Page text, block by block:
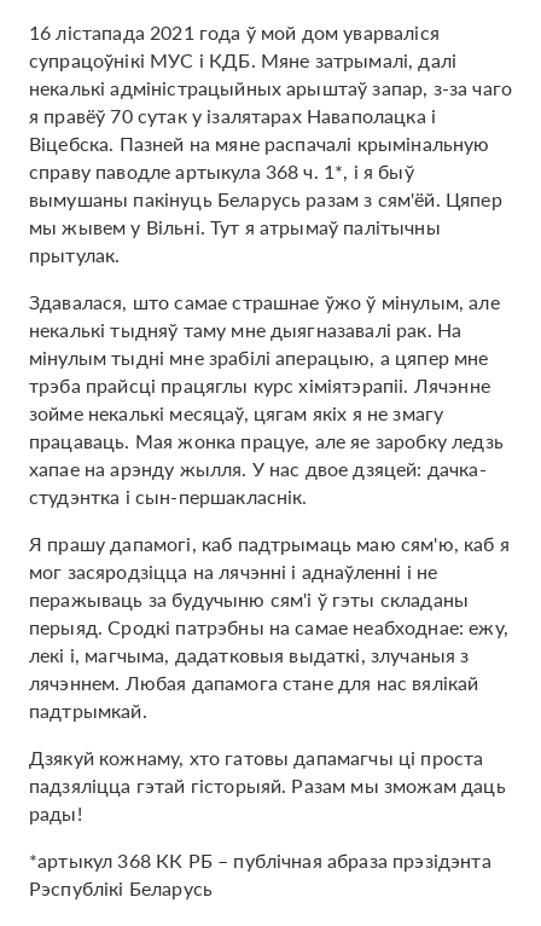
16 лістапада 2021 года ў мой дом уварваліся
супрацоўнікі МУС і КДБ. Мяне затрымалі, далі
некалькі адміністрацыйных арыштаў запар, з-за чаго
я правёў 70 сутак у ізалятарах Наваполацка і ​​
Віцебска. Пазней на мяне распачалі крымінальную
справу паводле артыкула 368 ч. 1*, і я быў
вымушаны пакінуць Беларусь разам з сям'ёй. Цяпер
мы жывем у Вільні. Тут я атрымаў палітычны
прытулак.
Здавалася, што самае страшнае ўжо ў мінулым, але
некалькі тыдняў таму мне дыягназавалі рак. На
мінулым тыдні мне зрабілі аперацыю, а цяпер мне
трэба прайсці працяглы курс хіміятэрапіі. Лячэнне
зойме некалькі месяцаў, цягам якіх я не змагу
працаваць. Мая жонка працуе, але яе заробку ледзь
хапае на арэнду жылля. У нас двое дзяцей: дачка-
студэнтка і сын-першакласнік.
Я прашу дапамогі, каб падтрымаць маю сям'ю, каб я
мог засяродзіцца на лячэнні і аднаўленні і не
перажываць за будучыню сям'і ў гэты складаны
перыяд. Сродкі патрэбны на самае неабходнае: ежу,
лекі і, магчыма, дадатковыя выдаткі, злучаныя з
лячэннем. Любая дапамога стане для нас вялікай
падтрымкай.
Дзякуй кожнаму, хто гатовы дапамагчы ці проста
падзяліцца гэтай гісторыяй. Разам мы зможам даць
рады!
*артыкул 368 КК РБ – публічная абраза прэзідэнта
Рэспублікі Беларусь